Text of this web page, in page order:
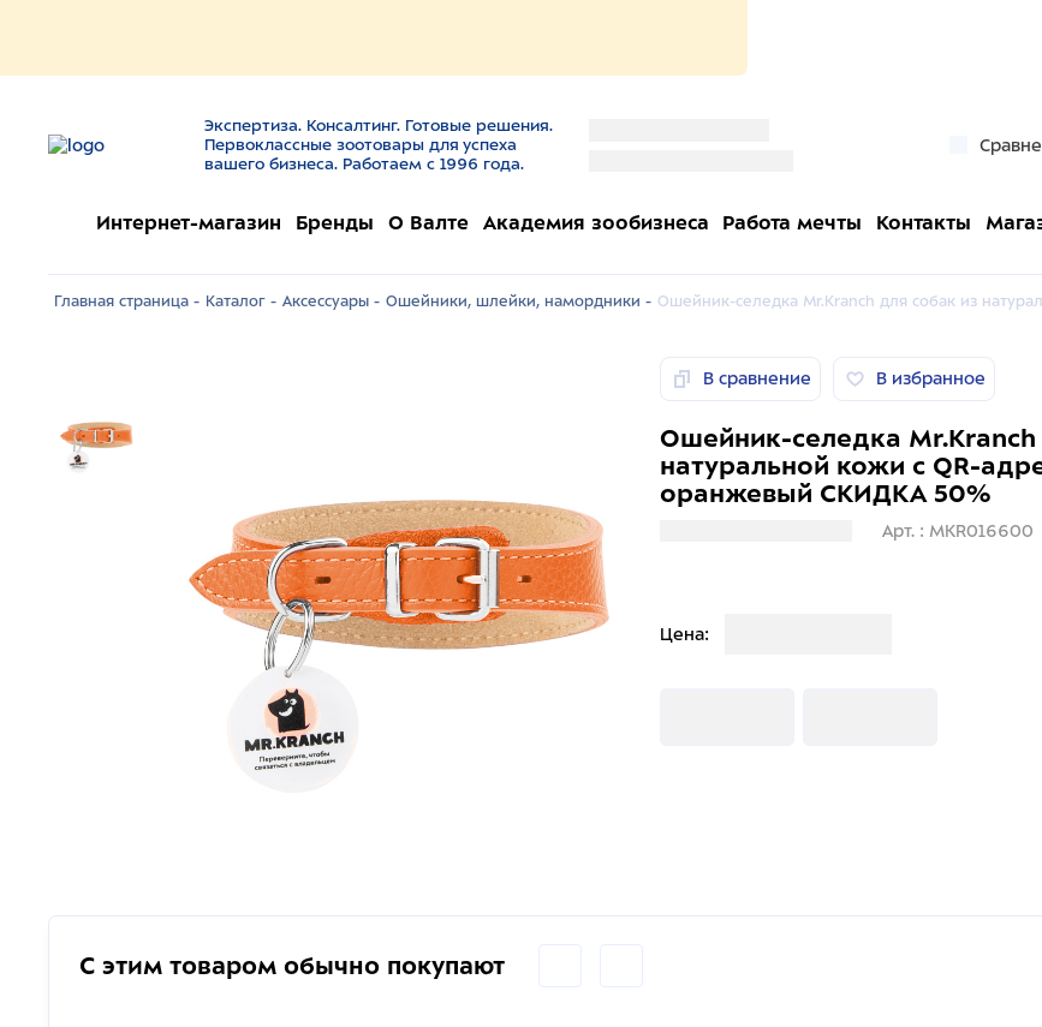
Экспертиза. Консалтинг. Готовые решения.
Первоклассные зоотовары для успеха
вашего бизнеса. Работаем с 1996 года.
Интернет-магазин Бренды О Валте Академия зообизнеса Работа мечты Контакты
Главная страница - Каталог - Аксессуары - Ошейники, шлейки, намордники - Ошейник-селедка Mr.Kranch для собак из
В сравнение В избранное
Ошейник-селедка Mr.Kranch
натуральной кожи с QR-
оранжевый СКИДКА 50%
Арт. : MKR016600
Цена:
С этим товаром обычно покупают